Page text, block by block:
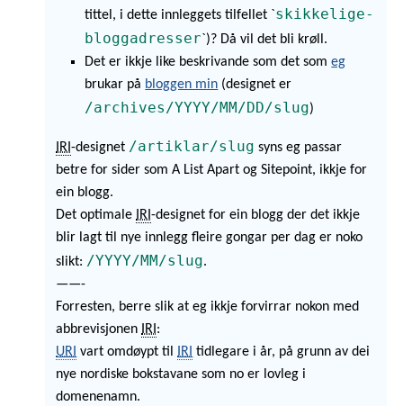
tittel, i dette innleggets tilfellet `skikkelige-
bloggadresser`)? Då vil det bli krøll.
Det er ikkje like beskrivande som det someg
brukar på bloggen min (designet er
/archives/YYYY/MM/DD/slug)
IRI-designet /artiklar/slug syns eg passar
betre for sider som A List Apart og Sitepoint, ikkje for
ein blogg.
Det optimaleIRI-designet for ein blogg der det ikkje
blir lagt til nye innlegg fleire gongar per dag er noko
slikt: /YYYY/MM/slug.
——-
Forresten, berre slik at eg ikkje forvirrar nokon med
abbrevisjonenIRI:
URI vart omdøypt tilIRI tidlegare i år, på grunn av dei
nye nordiske bokstavane som no er lovleg i
domenenamn.